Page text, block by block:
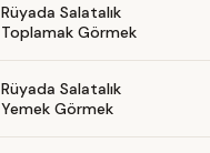
Rüyada Salatalık
Toplamak Görmek
Rüyada Salatalık
Yemek Görmek